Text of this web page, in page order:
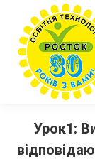
Урок1: